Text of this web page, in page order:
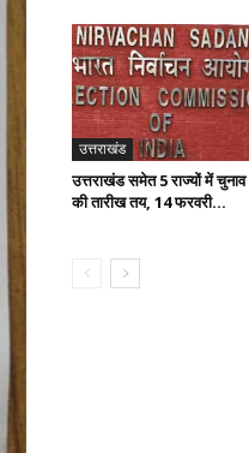
उत्तराखंड
उत्तराखंड समेत 5 राज्यों में चुनाव
की तारीख तय, 14 फरवरी...